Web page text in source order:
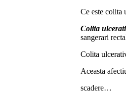
Ce este colita
Colita
sangerari
Colita
Aceasta
scadere…